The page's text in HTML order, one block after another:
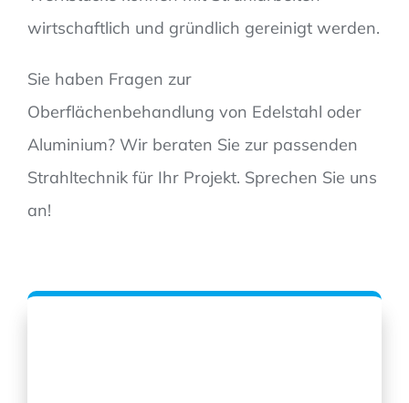
wirtschaftlich und gründlich gereinigt werden.
Sie haben Fragen zur
Oberflächenbehandlung von Edelstahl oder
Aluminium? Wir beraten Sie zur passenden
Strahltechnik für Ihr Projekt. Sprechen Sie uns
an!